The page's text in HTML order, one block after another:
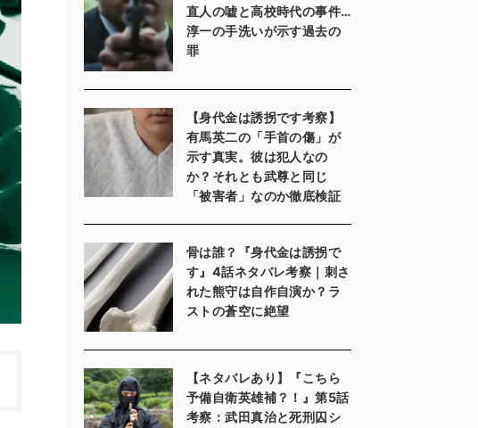
直人の嘘と高校時代の事件…
淳一の手洗いが示す過去の
罪
【身代金は誘拐です考察】
有馬英二の「手首の傷」が
示す真実。彼は犯人なの
か？それとも武尊と同じ
「被害者」なのか徹底検証
骨は誰？『身代金は誘拐で
す』4話ネタバレ考察｜刺さ
れた熊守は自作自演か？ラ
ストの蒼空に絶望
【ネタバレあり】『こちら
予備自衛英雄補？！』第5話
考察：武田真治と死刑囚シ